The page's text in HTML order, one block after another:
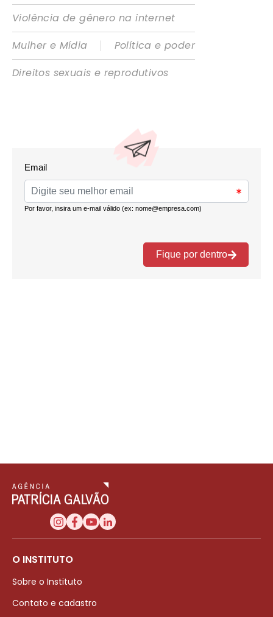
Violência de gênero na internet
Mulher e Mídia
|
Política e poder
Direitos sexuais e reprodutivos
O INSTITUTO
Sobre o Instituto
Contato e cadastro